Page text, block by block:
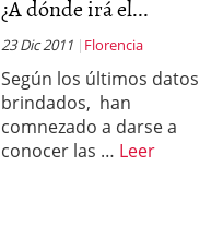
¿A dónde irá el...
23 Dic 2011 Florencia
Según los últimos datos
brindados, han
comnezado a darse a
conocer las … Leer